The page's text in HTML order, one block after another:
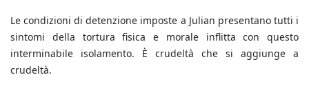
Le condizioni di detenzione imposte a Julian presentano tutti i
sintomi della tortura fisica e morale inflitta con questo
interminabile isolamento. È crudeltà che si aggiunge a
crudeltà.